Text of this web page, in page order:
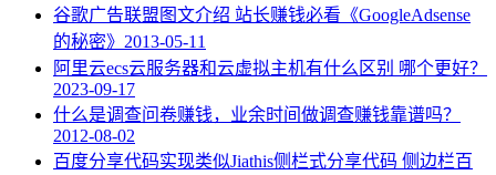
谷歌广告联盟图文介绍 站长赚钱必看《GoogleAdsense
的秘密》 2013-05-11
阿里云ecs云服务器和云虚拟主机有什么区别 哪个更好？
2023-09-17
什么是调查问卷赚钱，业余时间做调查赚钱靠谱吗？
2012-08-02
百度分享代码实现类似Jiathis侧栏式分享代码 侧边栏百